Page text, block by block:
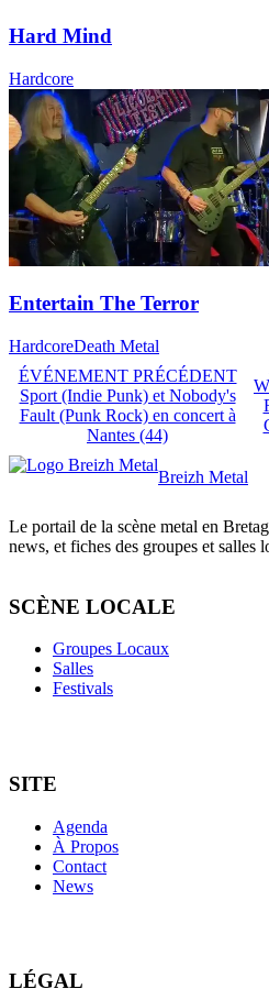
Hard Mind
Hardcore
Entertain The Terror
HardcoreDeath Metal
ÉVÉNEMENT PRÉCÉDENT
Sport (Indie Punk) et Nobody's
Fault (Punk Rock) en concert à
Nantes (44)
Breizh Metal
Le portail de la scène metal en
news, et fiches des groupes et salles
SCÈNE LOCALE
Groupes Locaux
Salles
Festivals
SITE
Agenda
À Propos
Contact
News
LÉGAL